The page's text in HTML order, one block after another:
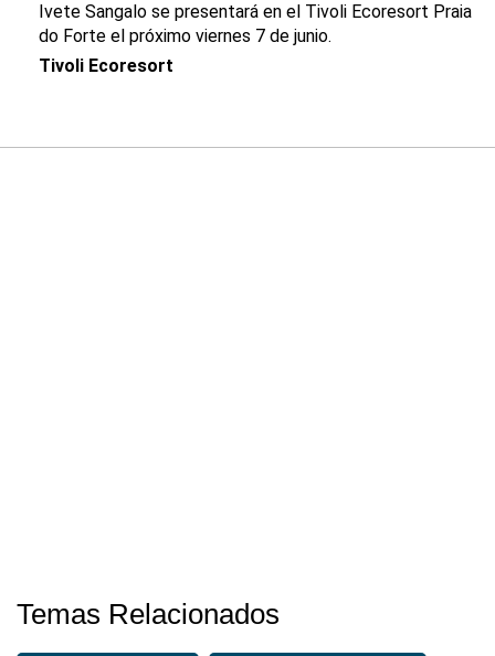
Ivete Sangalo se presentará en el Tivoli Ecoresort Praia
do Forte el próximo viernes 7 de junio.
Tivoli Ecoresort
Temas Relacionados